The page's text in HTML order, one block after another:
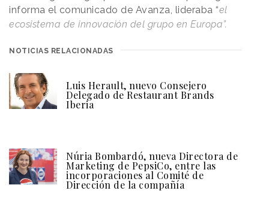
informa el comunicado de Avanza, lideraba “el
ecosistema de innovación del grupo en Europa”.
NOTICIAS RELACIONADAS
Luis Herault, nuevo Consejero
Delegado de Restaurant Brands
Iberia
Núria Bombardó, nueva Directora de
Marketing de PepsiCo, entre las
incorporaciones al Comité de
Dirección de la compañía